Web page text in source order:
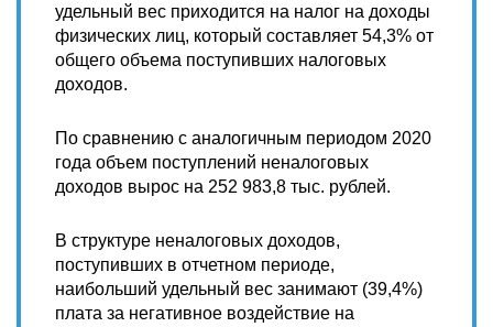
удельный вес приходится на налог на доходы
физических лиц, который составляет 54,3% от
общего объема поступивших налоговых
доходов.
По сравнению с аналогичным периодом 2020
года объем поступлений неналоговых
доходов вырос на 252 983,8 тыс. рублей.
В структуре неналоговых доходов,
поступивших в отчетном периоде,
наибольший удельный вес занимают (39,4%)
плата за негативное воздействие на